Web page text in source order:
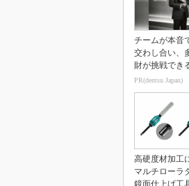
チームが本音
交わし合い、
財が挑戦でき
PR(dentsu Japan)
高硬度材加工
マルチローラ